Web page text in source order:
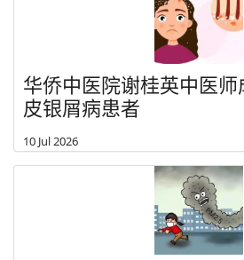
华侨中医院谢桂英中医
皮银屑病患者
10 Jul 2026